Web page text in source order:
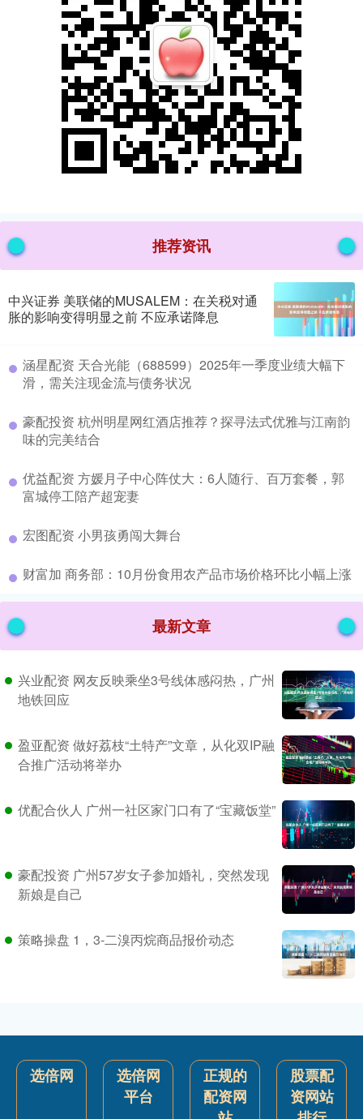
推荐资讯
中兴证券 美联储的MUSALEM：在关税对通
胀的影响变得明显之前 不应承诺降息
​涵星配资 天合光能（688599）2025年一季度业绩大幅下
滑，需关注现金流与债务状况
​豪配投资 杭州明星网红酒店推荐？探寻法式优雅与江南韵
味的完美结合
​优益配资 方媛月子中心阵仗大：6人随行、百万套餐，郭
富城停工陪产超宠妻
​宏图配资 小男孩勇闯大舞台
​财富加 商务部：10月份食用农产品市场价格环比小幅上涨
最新文章
兴业配资 网友反映乘坐3号线体感闷热，广州
地铁回应
盈亚配资 做好荔枝“土特产”文章，从化双IP融
合推广活动将举办
优配合伙人 广州一社区家门口有了“宝藏饭堂”
豪配投资 广州57岁女子参加婚礼，突然发现
新娘是自己
策略操盘 1，3-二溴丙烷商品报价动态
选倍网
选倍网
平台
正规的
配资网
股票配
资网站